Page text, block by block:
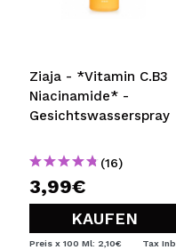
Ziaja - *Vitamin C.B3
Niacinamide* -
Gesichtswasserspray
(16)
3,99€
KAUFEN
Preis x 100 Ml: 2,10€ Tax Inb.